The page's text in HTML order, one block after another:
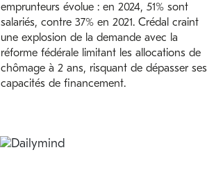
emprunteurs évolue : en 2024, 51% sont
salariés, contre 37% en 2021. Crédal craint
une explosion de la demande avec la
réforme fédérale limitant les allocations de
chômage à 2 ans, risquant de dépasser ses
capacités de financement.